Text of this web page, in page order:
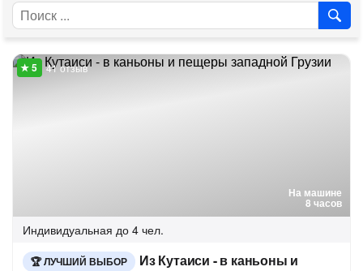
На машине
8 часов
41 отзыв
Индивидуальная до 4 чел.
ЛУЧШИЙ ВЫБОР
Из Кутаиси - в каньоны и